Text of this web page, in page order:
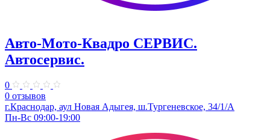
Авто-Мото-Квадро СЕРВИС.
Автосервис.
0
0 отзывов
г.Краснодар, аул Новая Адыгея, ш.Тургеневское, 34/1/А
Пн-Вс 09:00-19:00